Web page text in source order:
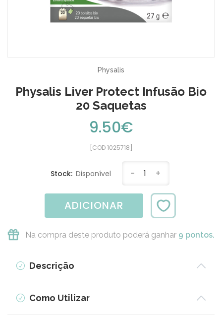
Physalis
Physalis Liver Protect Infusão Bio
20 Saquetas
9.50€
[COD 1025718]
Stock: Disponível - 1 +
ADICIONAR
Na compra deste produto poderá ganhar 9 pontos.
Descrição
Como Utilizar